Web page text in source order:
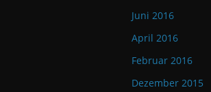
Juni 2016
April 2016
Februar 2016
Dezember 2015